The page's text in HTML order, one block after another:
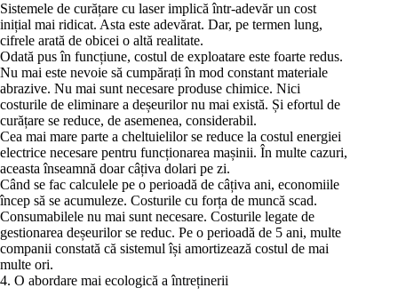
Sistemele de curățare cu laser implică într-adevăr un cost
inițial mai ridicat. Asta este adevărat. Dar, pe termen lung,
cifrele arată de obicei o altă realitate.
Odată pus în funcțiune, costul de exploatare este foarte redus.
Nu mai este nevoie să cumpărați în mod constant materiale
abrazive. Nu mai sunt necesare produse chimice. Nici
costurile de eliminare a deșeurilor nu mai există. Și efortul de
curățare se reduce, de asemenea, considerabil.
Cea mai mare parte a cheltuielilor se reduce la costul energiei
electrice necesare pentru funcționarea mașinii. În multe cazuri,
aceasta înseamnă doar câțiva dolari pe zi.
Când se fac calculele pe o perioadă de câțiva ani, economiile
încep să se acumuleze. Costurile cu forța de muncă scad.
Consumabilele nu mai sunt necesare. Costurile legate de
gestionarea deșeurilor se reduc. Pe o perioadă de 5 ani, multe
companii constată că sistemul își amortizează costul de mai
multe ori.
4. O abordare mai ecologică a întreținerii